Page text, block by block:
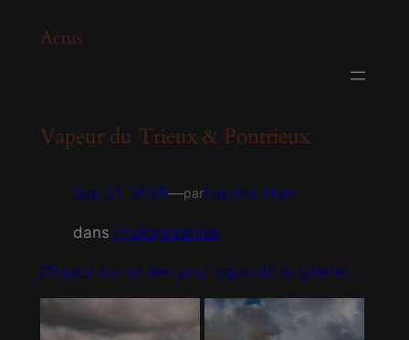
Actus
Vapeur du Trieux & Pontrieux
Sep 21, 2025—parFabrice Huin
dans Photographies
Cliquez sur ce lien pour agrandir la galerie…